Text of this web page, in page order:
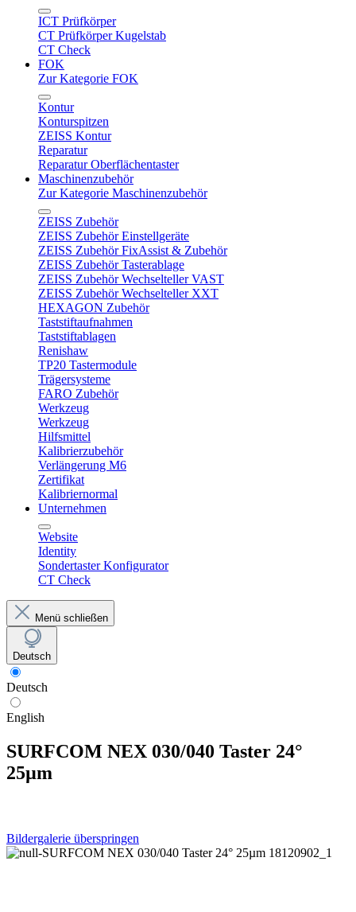
ICT Prüfkörper
CT Prüfkörper Kugelstab
CT Check
FOK
Zur Kategorie FOK
Kontur
Konturspitzen
ZEISS Kontur
Reparatur
Reparatur Oberflächentaster
Maschinenzubehör
Zur Kategorie Maschinenzubehör
ZEISS Zubehör
ZEISS Zubehör Einstellgeräte
ZEISS Zubehör FixAssist & Zubehör
ZEISS Zubehör Tasterablage
ZEISS Zubehör Wechselteller VAST
ZEISS Zubehör Wechselteller XXT
HEXAGON Zubehör
Taststiftaufnahmen
Taststiftablagen
Renishaw
TP20 Tastermodule
Trägersysteme
FARO Zubehör
Werkzeug
Werkzeug
Hilfsmittel
Kalibrierzubehör
Verlängerung M6
Zertifikat
Kalibriernormal
Unternehmen
Website
Identity
Sondertaster Konfigurator
CT Check
Menü schließen
Deutsch
Deutsch
English
SURFCOM NEX 030/040 Taster 24°
25µm
Bildergalerie überspringen